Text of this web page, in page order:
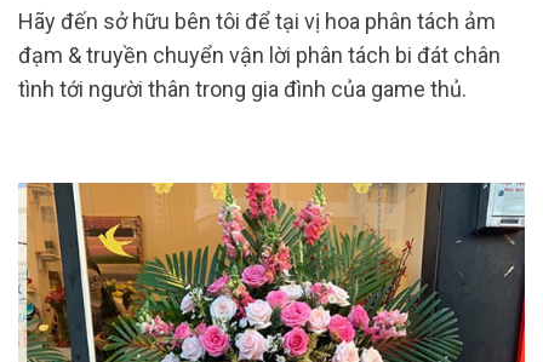
Hãy đến sở hữu bên tôi để tại vị hoa phân tách ảm
đạm & truyền chuyển vận lời phân tách bi đát chân
tình tới người thân trong gia đình của game thủ.